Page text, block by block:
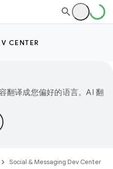
CENTER
翻译成您偏好的语言。AI 翻
Social & Messaging Dev Center